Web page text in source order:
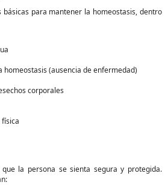
básicas para mantener la homeostasis, dentro
homeostasis (ausencia de enfermedad)
corporales
la persona se sienta segura y protegida.